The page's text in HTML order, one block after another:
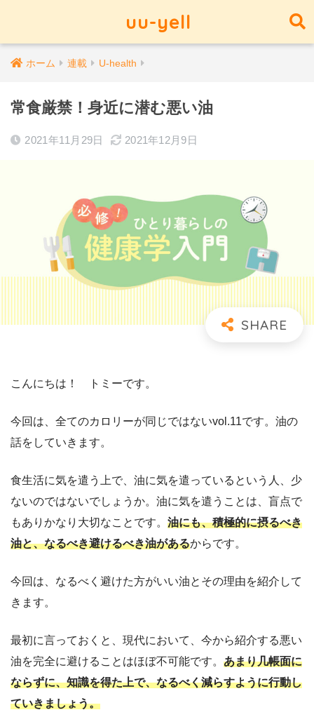
uu-yell
ホーム 連載 U-health
常食厳禁！身近に潜む悪い油
2021年11月29日 2021年12月9日
こんにちは！ トミーです。
今回は、全てのカロリーが同じではないvol.11です。油の
話をしていきます。
食生活に気を遣う上で、油に気を遣っているという人、少
ないのではないでしょうか。油に気を遣うことは、盲点で
もありかなり大切なことです。 油にも、積極的に摂るべき
油と、なるべき避けるべき油があるからです。
今回は、なるべく避けた方がいい油とその理由を紹介して
きます。
最初に言っておくと、現代において、今から紹介する悪い
油を完全に避けることはほぼ不可能です。 あまり几帳面に
ならずに、知識を得た上で、なるべく減らすように行動し
ていきましょう。